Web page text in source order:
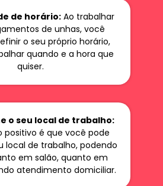
de horário:Ao trabalhar
de unhas, você
o seu próprio horário,
quando e a hora que
quiser.
o seu local de trabalho:
positivo é que você pode
local de trabalho, podendo
em salão, quanto em
atendimento domiciliar.